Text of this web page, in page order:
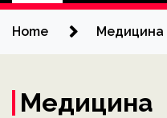
Home Медицина
Медицина